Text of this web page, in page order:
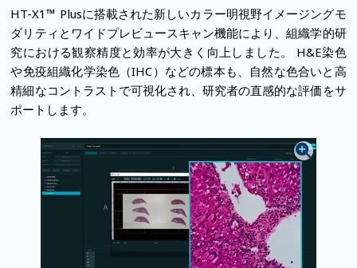
HT-X1™ Plusに搭載された新しいカラー明視野イメージングモ
ダリティとワイドプレビュースキャン機能により、組織学的研
究における観察精度と効率が大きく向上しました。
H&E染色
や免疫組織化学染色（IHC）などの標本も、自然な色合いと高
精細なコントラストで可視化され、研究者の直感的な評価をサ
ポートします。